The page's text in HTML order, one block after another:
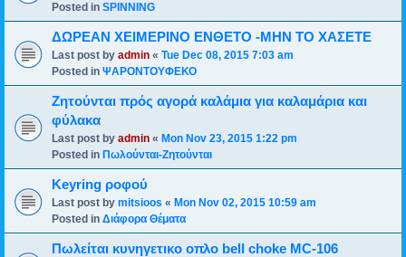
Posted in SPINNING
ΔΩΡΕΑΝ ΧΕΙΜΕΡΙΝΟ ΕΝΘΕΤΟ -ΜΗΝ ΤΟ ΧΑΣΕΤΕ
Last post by admin « Tue Dec 08, 2015 7:03 am
Posted in ΨΑΡΟΝΤΟΥΦΕΚΟ
Ζητούνται πρός αγορά καλάμια για καλαμάρια και
φύλακα
Last post by admin « Mon Nov 23, 2015 1:22 pm
Posted in Πωλούνται-Ζητούνται
Keyring ροφού
Last post by mitsioos « Mon Nov 02, 2015 10:59 am
Posted in Διάφορα Θέματα
Πωλείται κυνηγετικο οπλο bell choke MC-106